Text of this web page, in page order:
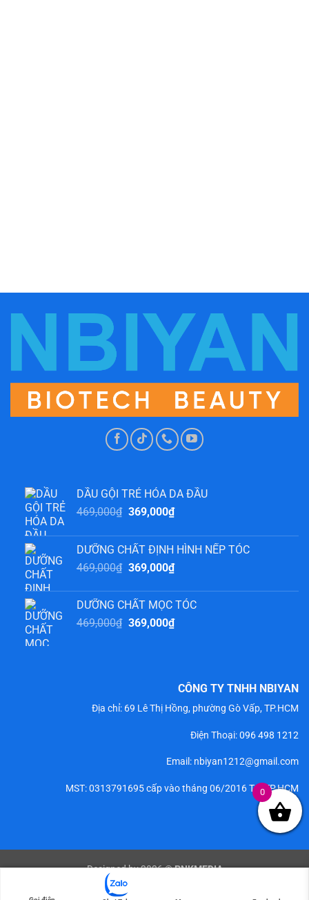
DẦU GỘI TRẺ HÓA DA ĐẦU
469,000₫ Giá
là:
469,000₫.
369,000₫Giá
tại
là:
369,000₫.
DƯỠNG CHẤT ĐỊNH HÌNH NẾP TÓC
469,000₫ Giá
là:
469,000₫.
369,000₫Giá
tại
là:
369,000₫.
DƯỠNG CHẤT MỌC TÓC
469,000₫ Giá
369,000₫Giá
369,000₫.
CÔNG TY TNHH NBIYAN
Địa chỉ: 69 Lê Thị Hồng, phường Gò Vấp, TP.HCM
Điện Thoại:096 498 1212
Email: nbiyan1212@gmail.com
MST: 0313791695 cấp vào tháng 06/2016 Tại TP.HCM
Designed by 2026 ©PNKMEDIA
Copyright 2026 ©
0